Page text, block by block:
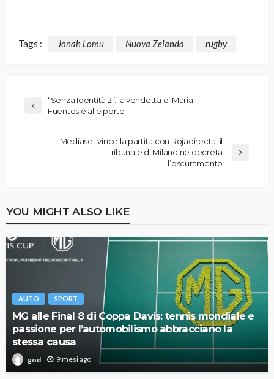
Tags : Jonah Lomu Nuova Zelanda rugby
“Senza Identità 2”: la vendetta di Maria
Fuentes è alle porte
Mediaset vince la partita con Rojadirecta, il
Tribunale di Milano ne decreta
l’oscuramento
YOU MIGHT ALSO LIKE
AUTO SPORT
MG alle Final 8 di Coppa Davis: tennis mondiale e
passione per l’automobilismo abbracciano la
stessa causa
god 9 mesi ago